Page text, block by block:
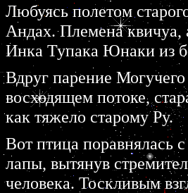
Любуясь полетом
Андах. Племена квичуа,
Инка Тупака Юнаки из
Вдруг парение
восходящем потоке,
как тяжело старому Ру.
Вот птица поравнялась
лапы, вытянув
человека. Тоскливым